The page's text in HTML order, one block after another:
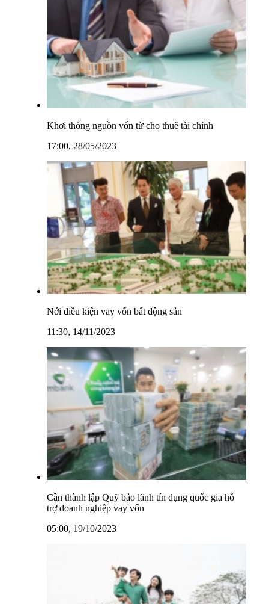
Khơi thông nguồn vốn từ cho thuê tài chính
17:00, 28/05/2023
Nới điều kiện vay vốn bất động sản
11:30, 14/11/2023
Cần thành lập Quỹ bảo lãnh tín dụng quốc gia hỗ
trợ doanh nghiệp vay vốn
05:00, 19/10/2023